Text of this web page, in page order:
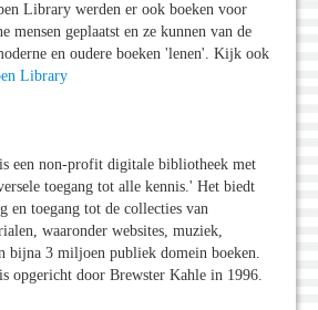
Library werden er ook boeken voor
mensen geplaatst en ze kunnen van de
en oudere boeken 'lenen'. Kijk ook
Library
een non-profit digitale bibliotheek met
toegang tot alle kennis.' Het biedt
en toegang tot de collecties van
waaronder websites, muziek,
bijna 3 miljoen publiek domein boeken.
opgericht door Brewster Kahle in 1996.